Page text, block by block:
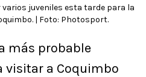
juveniles esta tarde para la
| Foto: Photosport.
más probable
visitar a Coquimbo